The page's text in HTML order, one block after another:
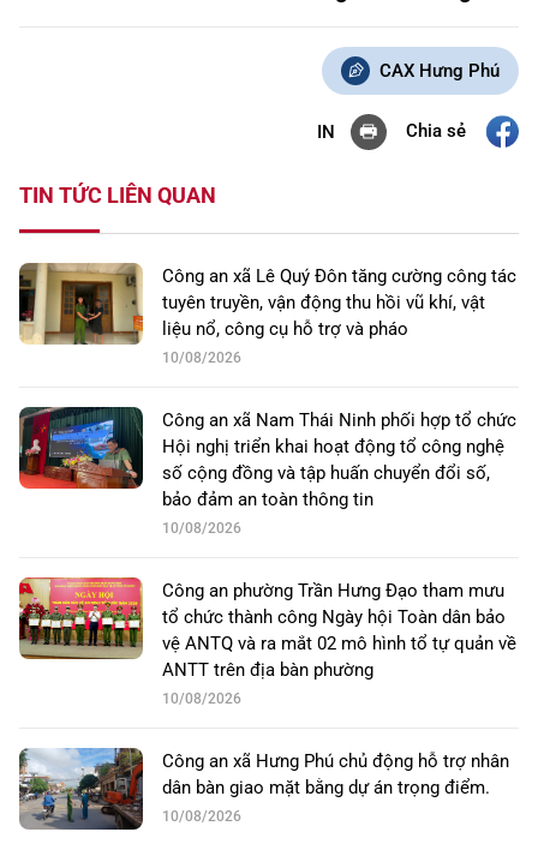
CAX Hưng Phú
IN Chia sẻ
TIN TỨC LIÊN QUAN
Công an xã Lê Quý Đôn tăng cường công tác
tuyên truyền, vận động thu hồi vũ khí, vật
liệu nổ, công cụ hỗ trợ và pháo
10/08/2026
Công an xã Nam Thái Ninh phối hợp tổ chức
Hội nghị triển khai hoạt động tổ công nghệ
số cộng đồng và tập huấn chuyển đổi số,
bảo đảm an toàn thông tin
10/08/2026
Công an phường Trần Hưng Đạo tham mưu
tổ chức thành công Ngày hội Toàn dân bảo
vệ ANTQ và ra mắt 02 mô hình tổ tự quản về
ANTT trên địa bàn phường
10/08/2026
Công an xã Hưng Phú chủ động hỗ trợ nhân
dân bàn giao mặt bằng dự án trọng điểm.
10/08/2026